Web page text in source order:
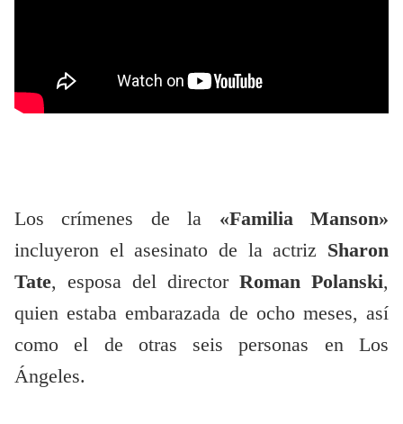
Los crímenes de la «Familia Manson»
incluyeron el asesinato de la actriz Sharon
Tate, esposa del director Roman Polanski,
quien estaba embarazada de ocho meses, así
como el de otras seis personas en Los
Ángeles.